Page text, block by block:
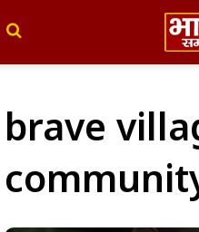
brave